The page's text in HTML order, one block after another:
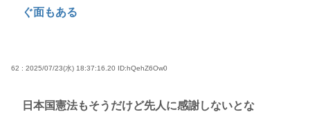
ぐ面もある
62 : 2025/07/23(水) 18:37:16.20 ID:hQehZ6Ow0
日本国憲法もそうだけど先人に感謝しないとな